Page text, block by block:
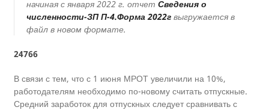
начиная с января 2022 г. отчет Сведения о
численности-ЗП П-4.Форма 2022г выгружается в
файл в новом формате.
24766
В связи с тем, что с 1 июня МРОТ увеличили на 10%,
работодателям необходимо по-новому считать отпускные.
Средний заработок для отпускных следует сравнивать с